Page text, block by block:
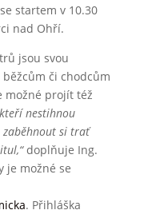
startem v 10.30
nad Ohří.
jsou svou
či chodcům
možné projít též
nestihnou
zaběhnout si trať
doplňuje Ing.
je možné se
. Přihláška